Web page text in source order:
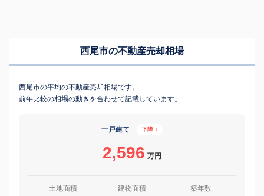
西尾市の不動産売却相場
西尾市の平均の不動産売却相場です。
前年比較の相場の動きを合わせて記載しています。
一戸建て 下降 ↓
2,596 万円
土地面積 建物面積 築年数